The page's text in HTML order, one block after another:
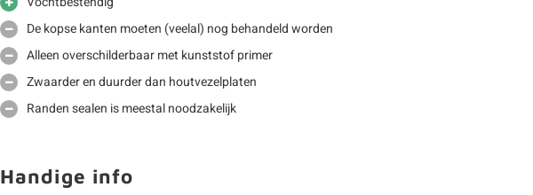
De kopse kanten moeten (veelal) nog behandeld worden
Alleen overschilderbaar met kunststof primer
Zwaarder en duurder dan houtvezelplaten
Randen sealen is meestal noodzakelijk
Handige info